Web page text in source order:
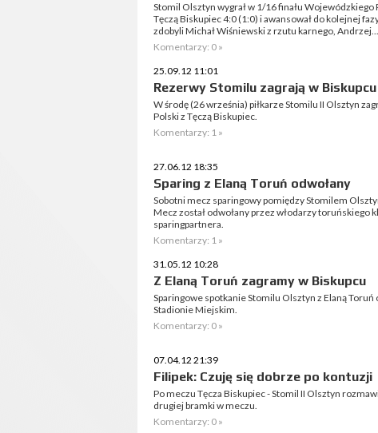
Stomil Olsztyn wygrał w 1/16 finału
Tęczą Biskupiec 4:0 (1:0) i awansował do kolejnej
zdobyli Michał Wiśniewski z rzutu karnego, Andrzej...
Komentarzy: 0 »
25.09.12 11:01
Rezerwy Stomilu zagrają w Biskupcu
W środę (26 września) piłkarze Stomilu II Olsztyn
Polski z Tęczą Biskupiec.
Komentarzy: 1 »
27.06.12 18:35
Sparing z Elaną Toruń odwołany
Sobotni mecz sparingowy pomiędzy Stomilem
Mecz został odwołany przez włodarzy toruńskiego
sparingpartnera.
Komentarzy: 1 »
31.05.12 10:28
Z Elaną Toruń zagramy w Biskupcu
Sparingowe spotkanie Stomilu Olsztyn z Elaną
Stadionie Miejskim.
Komentarzy: 0 »
07.04.12 21:39
Filipek: Czuję się dobrze po kontuzji
Po meczu Tęcza Biskupiec - Stomil II Olsztyn
drugiej bramki w meczu.
Komentarzy: 0 »